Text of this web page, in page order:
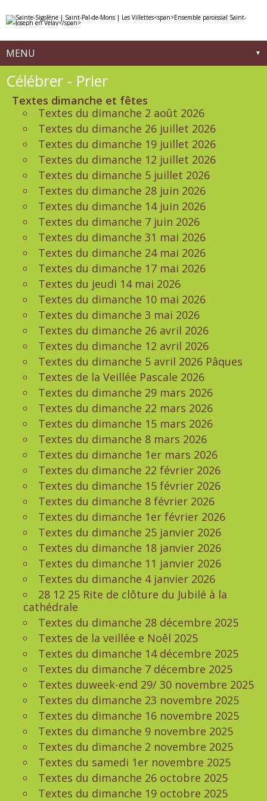
contenu.
la
MENU
Navigation
Célébrer - Prier
Textes dimanche et fêtes
Textes du dimanche 2 août 2026
Textes du dimanche 26 juillet 2026
Textes du dimanche 19 juillet 2026
Textes du dimanche 12 juillet 2026
Textes du dimanche 5 juillet 2026
Textes du dimanche 28 juin 2026
Textes du dimanche 14 juin 2026
Textes du dimanche 7 juin 2026
Textes du dimanche 31 mai 2026
Textes du dimanche 24 mai 2026
Textes du dimanche 17 mai 2026
Textes du jeudi 14 mai 2026
Textes du dimanche 10 mai 2026
Textes du dimanche 3 mai 2026
Textes du dimanche 26 avril 2026
Textes du dimanche 12 avril 2026
Textes du dimanche 5 avril 2026 Pâques
Textes de la Veillée Pascale 2026
Textes du dimanche 29 mars 2026
Textes du dimanche 22 mars 2026
Textes du dimanche 15 mars 2026
Textes du dimanche 8 mars 2026
Textes du dimanche 1er mars 2026
Textes du dimanche 22 février 2026
Textes du dimanche 15 février 2026
Textes du dimanche 8 février 2026
Textes du dimanche 1er février 2026
Textes du dimanche 25 janvier 2026
Textes du dimanche 18 janvier 2026
Textes du dimanche 11 janvier 2026
Textes du dimanche 4 janvier 2026
28 12 25 Rite de clôture du Jubilé à la
cathédrale
Textes du dimanche 28 décembre 2025
Textes de la veillée e Noêl 2025
Textes du dimanche 14 décembre 2025
Textes du dimanche 7 décembre 2025
Textes duweek-end 29/ 30 novembre 2025
Textes du dimanche 23 novembre 2025
Textes du dimanche 16 novembre 2025
Textes du dimanche 9 novembre 2025
Textes du dimanche 2 novembre 2025
Textes du samedi 1er novembre 2025
Textes du dimanche 26 octobre 2025
Textes du dimanche 19 octobre 2025